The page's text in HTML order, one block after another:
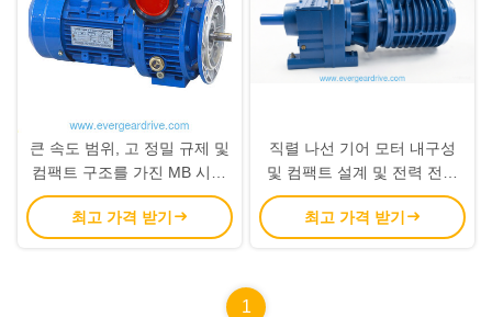
큰 속도 범위, 고 정밀 규제 및
컴팩트 구조를 가진 MB 시리
즈 변동기어 감소기
최고 가격 받기
직렬 나선 기어 모터 내구성
및 컴팩트 설계 및 전력 전송
과 함께 산업 자동화 애플리케
이션에 대한 솔루션
최고 가격 받기
1